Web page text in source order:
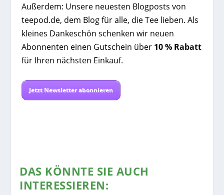
Außerdem: Unsere neuesten Blogposts von
teepod.de, dem Blog für alle, die Tee lieben. Als
kleines Dankeschön schenken wir neuen
Abonnenten einen Gutschein über 10 % Rabatt
für Ihren nächsten Einkauf.
Jetzt Newsletter abonnieren
DAS KÖNNTE SIE AUCH
INTERESSIEREN: